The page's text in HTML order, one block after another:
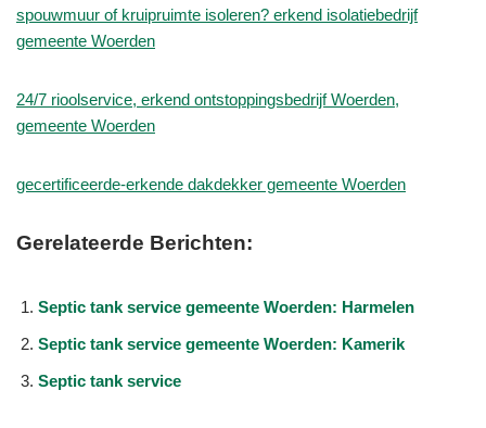
spouwmuur of kruipruimte isoleren? erkend isolatiebedrijf
gemeente Woerden
24/7 rioolservice, erkend ontstoppingsbedrijf Woerden,
gemeente Woerden
gecertificeerde-erkende dakdekker gemeente Woerden
Gerelateerde Berichten:
Septic tank service gemeente Woerden: Harmelen
Septic tank service gemeente Woerden: Kamerik
Septic tank service